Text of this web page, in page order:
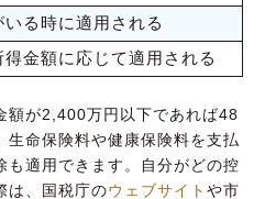
る時に適用される
金額に応じて適用される
額が2,400万円以下であれば48
生命保険料や健康保険料を支払
も適用できます。自分がどの控
は、国税庁のウェブサイト や市